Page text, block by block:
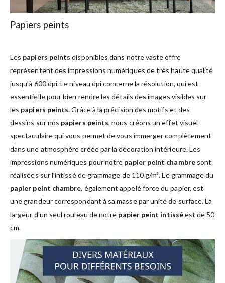
Papiers peints
Les papiers peints disponibles dans notre vaste offre
représentent des impressions numériques de très haute qualité
jusqu’à 600 dpi. Le niveau dpi concerne la résolution, qui est
essentielle pour bien rendre les détails des images visibles sur
les papiers peints. Grâce à la précision des motifs et des
dessins sur nos papiers peints, nous créons un effet visuel
spectaculaire qui vous permet de vous immerger complètement
dans une atmosphère créée par la décoration intérieure. Les
impressions numériques pour notre papier peint chambresont
réalisées sur l’intissé de grammage de 110 g/m². Le grammage du
papier peint chambre, également appelé force du papier, est
une grandeur correspondant à sa masse par unité de surface. La
largeur d’un seul rouleau de notre papier peint intisséest de 50
cm.